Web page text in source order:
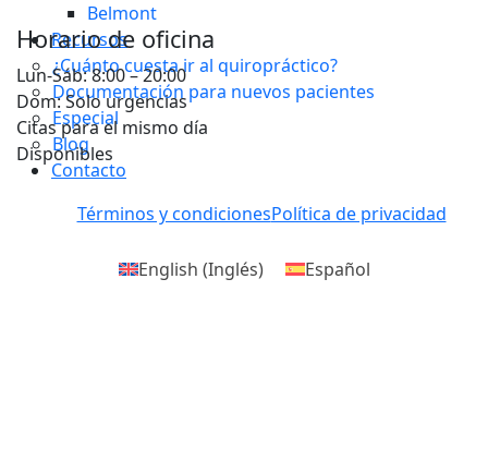
Belmont
Recursos
¿Cuánto cuesta ir al quiropráctico?
Documentación para nuevos pacientes
Especial
Blog
Contacto
Horario de oficina
Lun-Sáb: 8:00 – 20:00
Dom: Solo urgencias
Citas para el mismo día
Disponibles
Términos y condicionesPolítica de privacidad
English (Inglés) Español